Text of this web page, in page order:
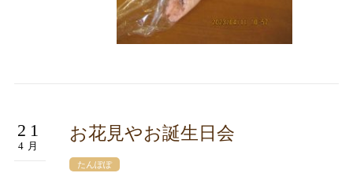
21
4月
お花見やお誕生日会
たんぽぽ